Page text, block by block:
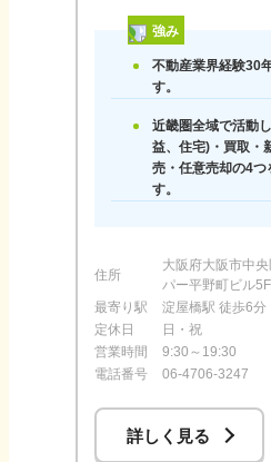
強み
不動産業界経験30
す。
近畿圏全域で活動
益、住宅)・買取・
売・任意売却の4つ
す。
住所
大阪府大阪市中
パー平野町ビル5F
最寄り駅
淀屋橋駅 徒歩6分
定休日
日・祝
営業時間
9:30～19:30
電話番号
06-4706-3247
詳しく見る